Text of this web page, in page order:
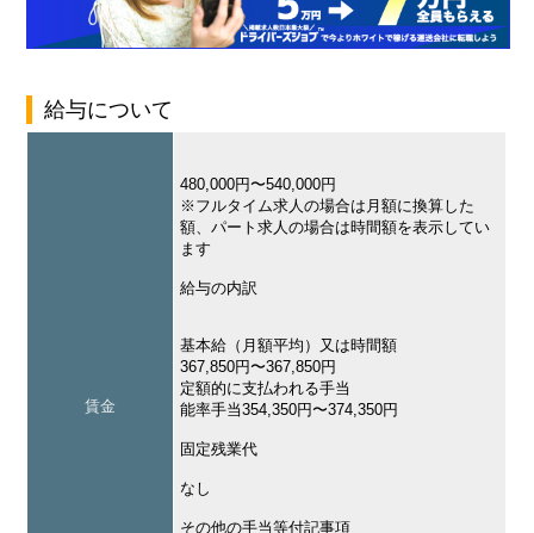
給与について
賃金
480,000円〜540,000円
※フルタイム求人の場合は月額に換算した
額、パート求人の場合は時間額を表示してい
ます
給与の内訳
基本給（月額平均）又は時間額
367,850円〜367,850円
定額的に支払われる手当
能率手当354,350円〜374,350円
固定残業代
なし
その他の手当等付記事項